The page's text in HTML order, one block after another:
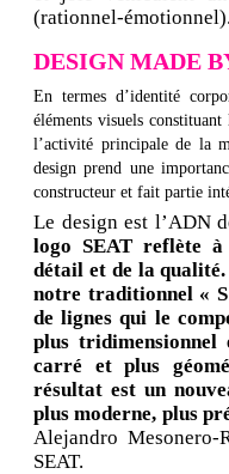
(rationnel-émotionnel).
DESIGN MADE
En termes d’identité
éléments visuels
l’activité principale de la
design prend une
constructeur et fait partie
Le design est l’ADN
logo SEAT reflète
détail et de la
notre traditionnel «
de lignes qui le
plus
carré et plus
résultat est un
plus moderne, plus
Alejandro Mesonero-
SEAT.